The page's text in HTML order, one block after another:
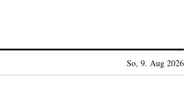
So, 9. Aug 2026